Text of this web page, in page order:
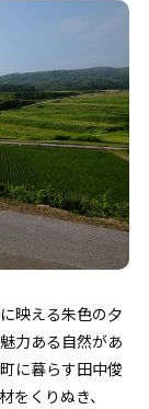
映える朱色の夕
力ある自然があ
に暮らす田中俊
をくりぬき、